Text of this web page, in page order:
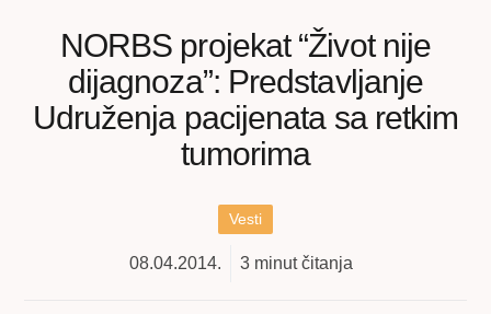
NORBS projekat “Život nije
dijagnoza”: Predstavljanje
Udruženja pacijenata sa retkim
tumorima
Vesti
08.04.2014. 3 minut čitanja